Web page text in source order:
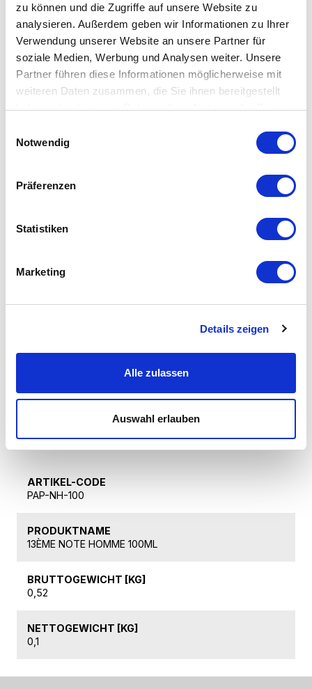
zu können und die Zugriffe auf unsere Website zu
analysieren. Außerdem geben wir Informationen zu Ihrer
Verwendung unserer Website an unsere Partner für
soziale Medien, Werbung und Analysen weiter. Unsere
Partner führen diese Informationen möglicherweise mit
weiteren Daten zusammen, die Sie ihnen bereitgestellt
haben oder die sie im Rahmen Ihrer Nutzung der Dienste
Notwendig
Präferenzen
Statistiken
Marketing
Details zeigen
Alle zulassen
Auswahl erlauben
Beschreibung
La Treizième Note Homme ÉPICÉ ET BOISÉ 100 ml,
für Herren
Mandarine, Anis und Basilikum aus der Provence
HERZNOTEN:
Kamille, schwarzer Pfeffer, Chilischote, weiße Nelke,
Atlas und amerikanische Zeder, Patchouli, Leder und
Technische Daten
ARTIKEL-CODE
PAP-NH-100
PRODUKTNAME
13ÈME NOTE HOMME 100ML
BRUTTOGEWICHT [KG]
0,52
NETTOGEWICHT [KG]
0,1